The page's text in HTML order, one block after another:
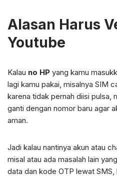
Alasan Harus
Youtube
Kalau no HP yang kamu
lagi kamu pakai, misalnya SIM
karena tidak pernah diisi pulsa,
ganti dengan nomor baru agar
aman.
Jadi kalau nantinya akun atau
misal atau ada masalah lain
data dan kode OTP lewat